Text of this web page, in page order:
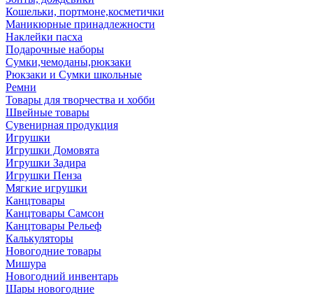
Кошельки, портмоне,косметички
Маникюрные принадлежности
Наклейки пасха
Подарочные наборы
Сумки,чемоданы,рюкзаки
Рюкзаки и Сумки школьные
Ремни
Товары для творчества и хобби
Швейные товары
Сувенирная продукция
Игрушки
Игрушки Домовята
Игрушки Задира
Игрушки Пенза
Мягкие игрушки
Канцтовары
Канцтовары Самсон
Канцтовары Рельеф
Калькуляторы
Новогодние товары
Мишура
Новогодний инвентарь
Шары новогодние